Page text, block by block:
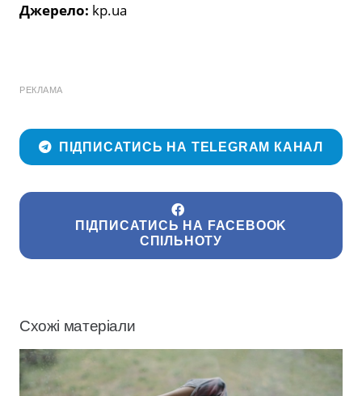
Джерело: kp.ua
РЕКЛАМА
ПІДПИСАТИСЬ НА TELEGRAM КАНАЛ
ПІДПИСАТИСЬ НА FACEBOOK
СПІЛЬНОТУ
Схожі матеріали